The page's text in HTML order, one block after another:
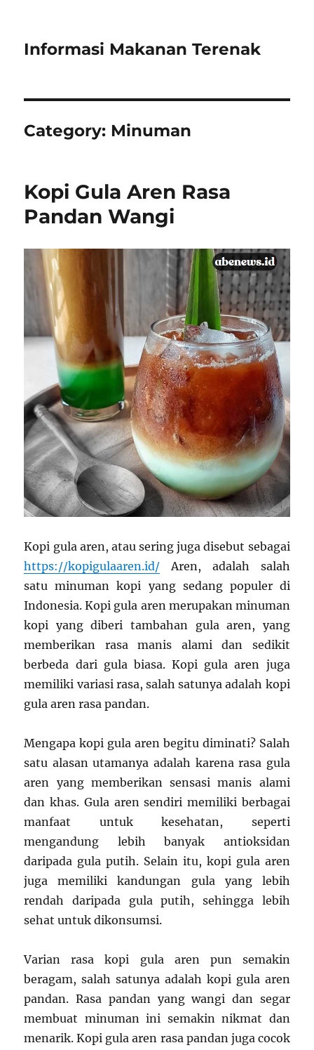
Informasi Makanan Terenak
Category: Minuman
Kopi Gula Aren Rasa
Pandan Wangi
Kopi gula aren, atau sering juga disebut sebagai
https://kopigulaaren.id/ Aren, adalah salah
satu minuman kopi yang sedang populer di
Indonesia. Kopi gula aren merupakan minuman
kopi yang diberi tambahan gula aren, yang
memberikan rasa manis alami dan sedikit
berbeda dari gula biasa. Kopi gula aren juga
memiliki variasi rasa, salah satunya adalah kopi
gula aren rasa pandan.
Mengapa kopi gula aren begitu diminati? Salah
satu alasan utamanya adalah karena rasa gula
aren yang memberikan sensasi manis alami
dan khas. Gula aren sendiri memiliki berbagai
manfaat untuk kesehatan, seperti
mengandung lebih banyak antioksidan
daripada gula putih. Selain itu, kopi gula aren
juga memiliki kandungan gula yang lebih
rendah daripada gula putih, sehingga lebih
sehat untuk dikonsumsi.
Varian rasa kopi gula aren pun semakin
beragam, salah satunya adalah kopi gula aren
pandan. Rasa pandan yang wangi dan segar
membuat minuman ini semakin nikmat dan
menarik. Kopi gula aren rasa pandan juga cocok